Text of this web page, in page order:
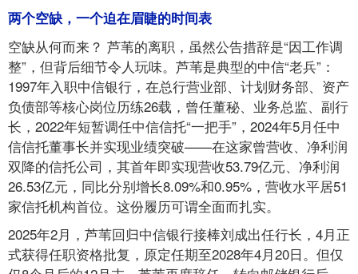
两个空缺，一个迫在眉睫的时间表
空缺从何而来？ 芦苇的离职，虽然公告措辞是“因工作调
整”，但背后细节令人玩味。芦苇是典型的中信“老兵”：
1997年入职中信银行，在总行营业部、计划财务部、资产
负债部等核心岗位历练26载，曾任董秘、业务总监、副行
长，2022年短暂调任中信信托“一把手”，2024年5月任中
信信托董事长并实现业绩突破——在这家曾营收、净利润
双降的信托公司，其首年即实现营收53.79亿元、净利润
26.53亿元，同比分别增长8.09%和0.95%，营收水平居51
家信托机构首位。这份履历可谓全面而扎实。
2025年2月，芦苇回归中信银行接棒刘成出任行长，4月正
式获得任职资格批复，原定任期至2028年4月20日。但仅